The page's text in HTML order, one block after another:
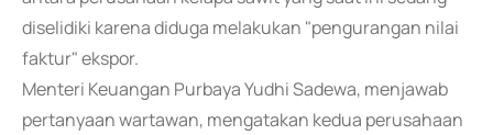
diselidiki karena diduga melakukan "pengurangan nilai
faktur" ekspor.
Menteri Keuangan Purbaya Yudhi Sadewa, menjawab
pertanyaan wartawan, mengatakan kedua perusahaan